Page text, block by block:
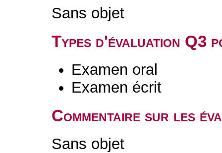
Sans objet
Types d'évaluation Q3
Examen oral
Examen écrit
Commentaire sur les
Sans objet